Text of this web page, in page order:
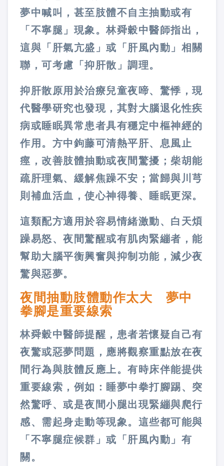
夢中喊叫，甚至肢體不自主抽動或有
「不寧腿」現象。林舜穀中醫師指出，
這與「肝氣亢盛」或「肝風內動」相關
聯，可考慮「抑肝散」調理。
抑肝散原用於治療兒童夜啼、驚悸，現
代醫學研究也發現，其對大腦退化性疾
病或睡眠異常患者具有穩定中樞神經的
作用。方中鉤藤可清熱平肝、息風止
痙，改善肢體抽動或夜間驚擾；柴胡能
疏肝理氣、緩解焦躁不安；當歸與川芎
則補血活血，使心神得養、睡眠更深。
這類配方適用於容易情緒激動、白天煩
躁易怒、夜間驚醒或有肌肉緊繃者，能
幫助大腦平衡興奮與抑制功能，減少夜
驚與惡夢。
夜間抽動肢體動作太大 夢中
拳腳是重要線索
林舜穀中醫師提醒，患者若懷疑自己有
夜驚或惡夢問題，應將觀察重點放在夜
間行為與肢體反應上。有時床伴能提供
重要線索，例如：睡夢中拳打腳踢、突
然驚呼、或是夜間小腿出現緊繃與爬行
感、需起身走動等現象。這些都可能與
「不寧腿症候群」或「肝風內動」有
關。